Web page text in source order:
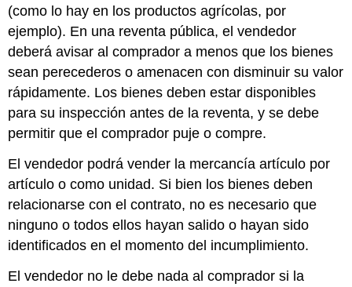
(como lo hay en los productos agrícolas, por
ejemplo). En una reventa pública, el vendedor
deberá avisar al comprador a menos que los bienes
sean perecederos o amenacen con disminuir su valor
rápidamente. Los bienes deben estar disponibles
para su inspección antes de la reventa, y se debe
permitir que el comprador puje o compre.
El vendedor podrá vender la mercancía artículo por
artículo o como unidad. Si bien los bienes deben
relacionarse con el contrato, no es necesario que
ninguno o todos ellos hayan salido o hayan sido
identificados en el momento del incumplimiento.
El vendedor no le debe nada al comprador si la